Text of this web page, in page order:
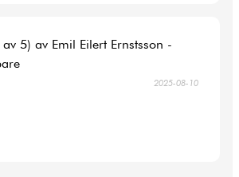
av 5) av Emil Eilert Ernstsson -
2025-08-10